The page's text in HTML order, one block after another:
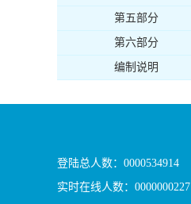
第五部分
第六部分
编制说明
登陆总人数： 0000534914
实时在线人数： 0000000227